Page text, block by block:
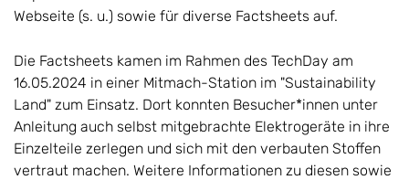
Webseite (s. u.) sowie für diverse Factsheets auf.
Die Factsheets kamen im Rahmen des TechDay am
16.05.2024 in einer Mitmach-Station im "Sustainability
Land" zum Einsatz. Dort konnten Besucher*innen unter
Anleitung auch selbst mitgebrachte Elektrogeräte in ihre
Einzelteile zerlegen und sich mit den verbauten Stoffen
vertraut machen. Weitere Informationen zu diesen sowie